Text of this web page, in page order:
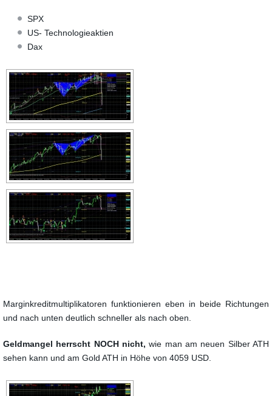
SPX
US- Technologieaktien
Dax
Marginkreditmultiplikatoren funktionieren eben in beide Richtungen
und nach unten deutlich schneller als nach oben.
Geldmangel herrscht NOCH nicht, wie man am neuen Silber ATH
sehen kann und am Gold ATH in Höhe von 4059 USD.